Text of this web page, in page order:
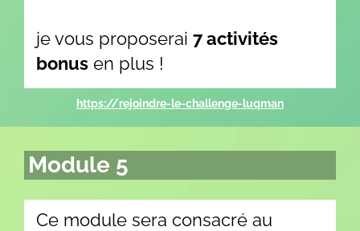
je vous proposerai 7 activités
bonus en plus !
https://rejoindre-le-challenge-luqman
Module 5
Ce module sera consacré au